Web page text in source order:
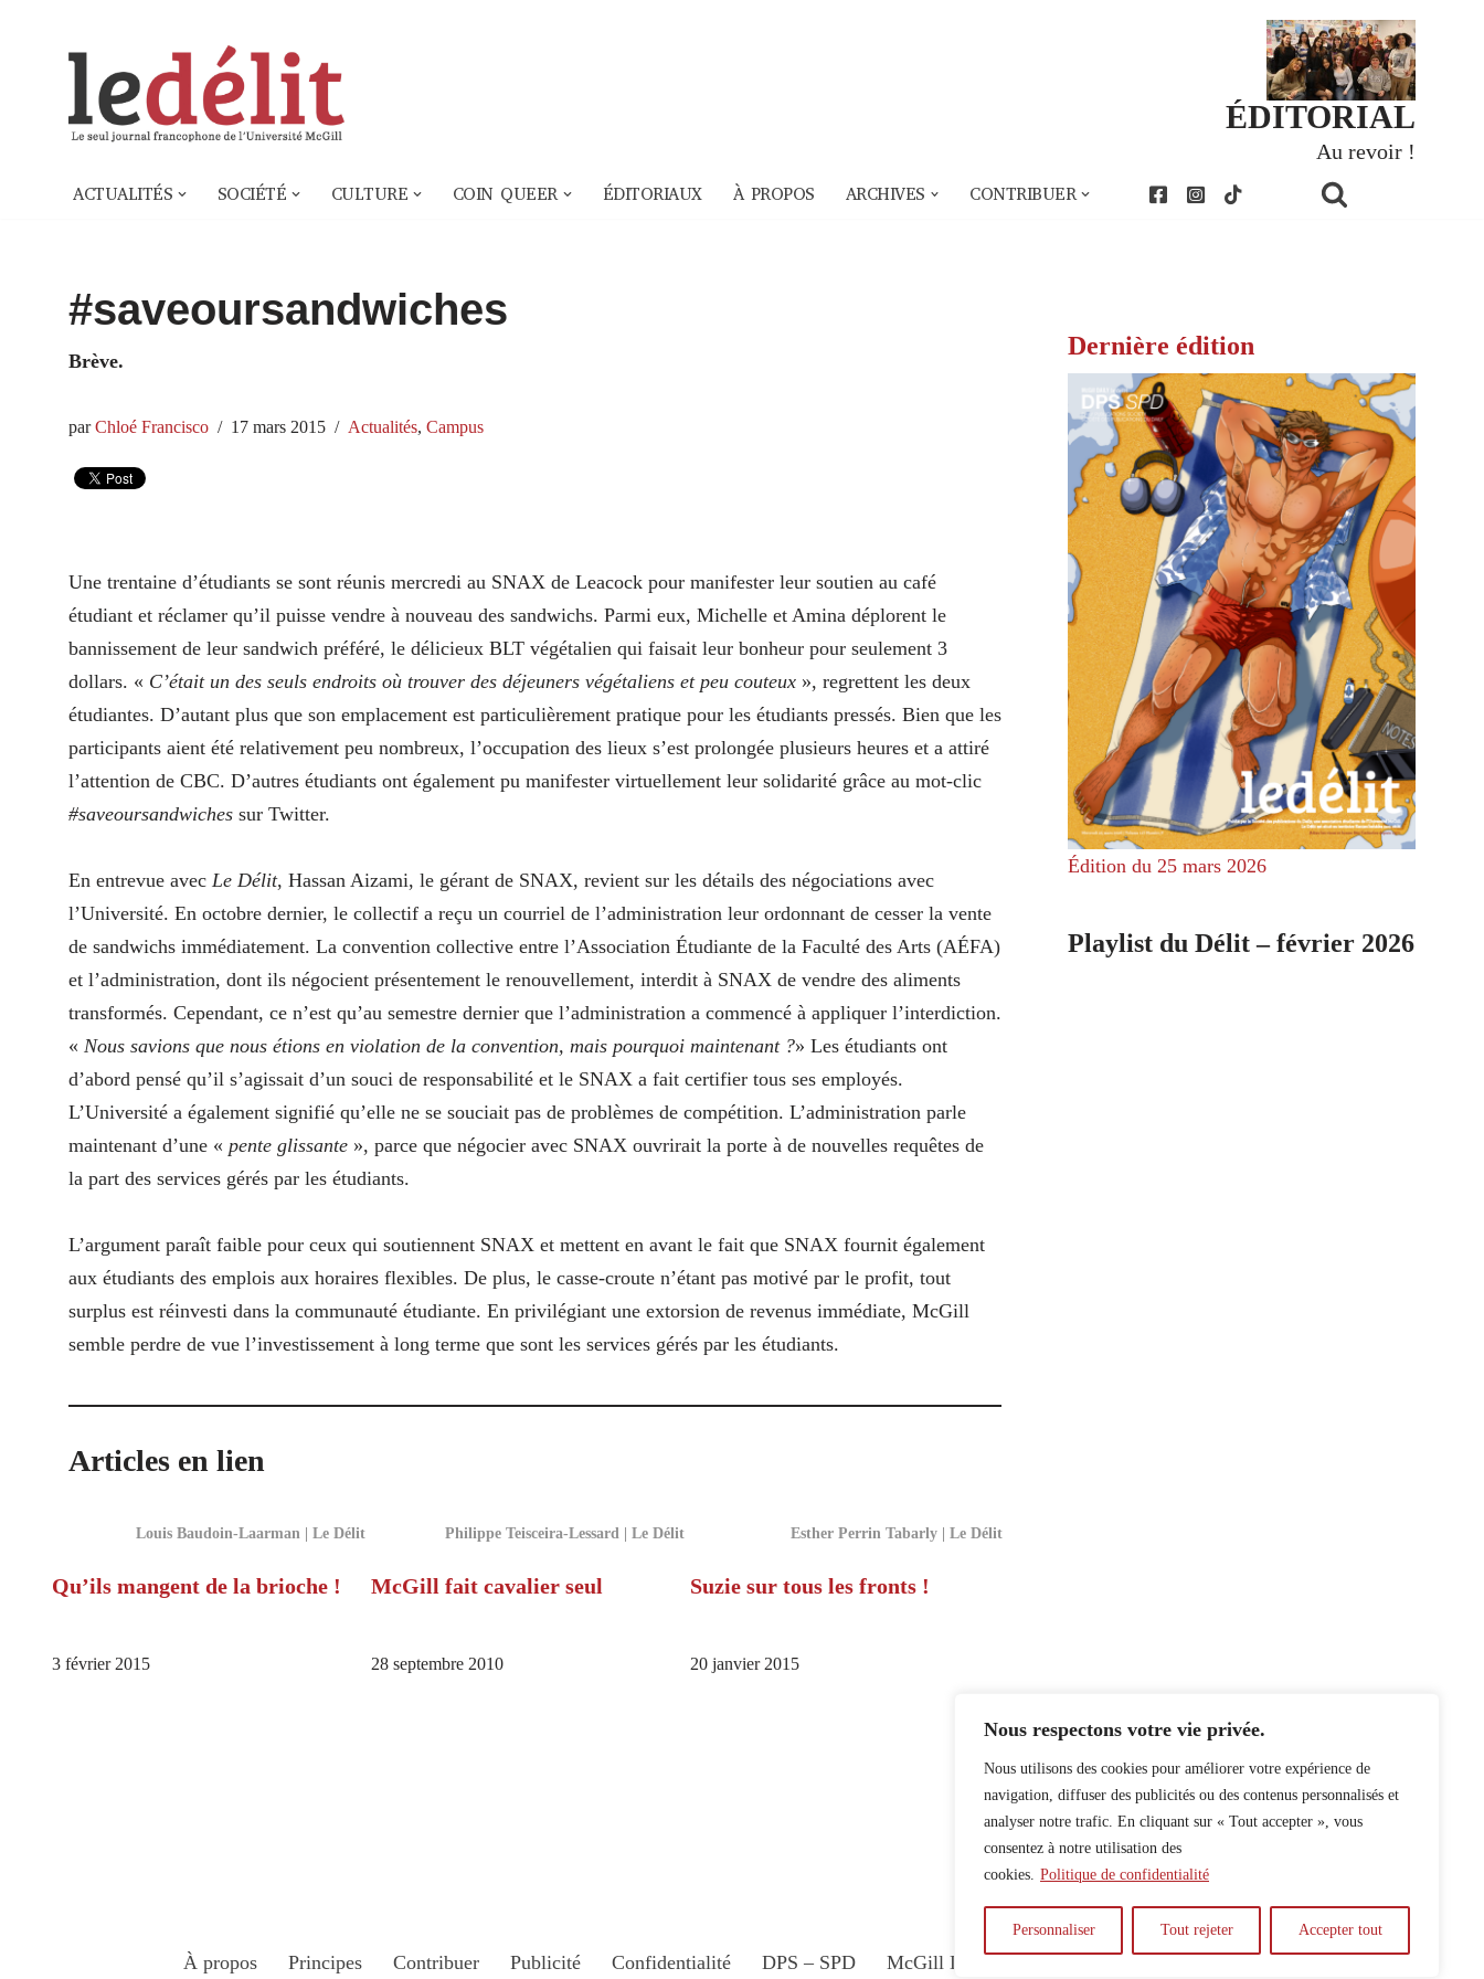
Nous respectons votre vie privée.
Nous utilisons des cookies pour améliorer votre expérience de
navigation, diffuser des publicités ou des contenus personnalisés et
analyser notre trafic. En cliquant sur « Tout accepter », vous
consentez à notre utilisation des
cookies. Politique de confidentialité
Personnaliser Tout rejeter Accepter tout
ÉDITORIAL
Au revoir !
ACTUALITÉS SOCIÉTÉ CULTURE COIN QUEER ÉDITORIAUX À PROPOS ARCHIVES CONTRIBUER
#saveoursandwiches
Brève.
parChloé Francisco 17 mars 2015 Actualités, Campus
Une trentaine d’étudiants se sont réunis mercredi au SNAX de Leacock pour manifester leur soutien au café
étudiant et réclamer qu’il puisse vendre à nouveau des sandwichs. Parmi eux, Michelle et Amina déplorent le
bannissement de leur sandwich préféré, le délicieux BLT végétalien qui faisait leur bonheur pour seulement 3
dollars. « C’était un des seuls endroits où trouver des déjeuners végétaliens et peu couteux », regrettent les deux
étudiantes. D’autant plus que son emplacement est particulièrement pratique pour les étudiants pressés. Bien que les
participants aient été relativement peu nombreux, l’occupation des lieux s’est prolongée plusieurs heures et a attiré
l’attention de CBC. D’autres étudiants ont également pu manifester virtuellement leur solidarité grâce au mot-clic
#saveoursandwiches sur Twitter.
En entrevue avec Le Délit, Hassan Aizami, le gérant de SNAX, revient sur les détails des négociations avec
l’Université. En octobre dernier, le collectif a reçu un courriel de l’administration leur ordonnant de cesser la vente
de sandwichs immédiatement. La convention collective entre l’Association Étudiante de la Faculté des Arts (AÉFA)
et l’administration, dont ils négocient présentement le renouvellement, interdit à SNAX de vendre des aliments
transformés. Cependant, ce n’est qu’au semestre dernier que l’administration a commencé à appliquer l’interdiction.
« Nous savions que nous étions en violation de la convention, mais pourquoi maintenant ?» Les étudiants ont
d’abord pensé qu’il s’agissait d’un souci de responsabilité et le SNAX a fait certifier tous ses employés.
L’Université a également signifié qu’elle ne se souciait pas de problèmes de compétition. L’administration parle
maintenant d’une « pente glissante », parce que négocier avec SNAX ouvrirait la porte à de nouvelles requêtes de
la part des services gérés par les étudiants.
L’argument paraît faible pour ceux qui soutiennent SNAX et mettent en avant le fait que SNAX fournit également
aux étudiants des emplois aux horaires flexibles. De plus, le casse-croute n’étant pas motivé par le profit, tout
surplus est réinvesti dans la communauté étudiante. En privilégiant une extorsion de revenus immédiate, McGill
semble perdre de vue l’investissement à long terme que sont les services gérés par les étudiants.
Articles en lien
Louis Baudoin-Laarman | Le Délit
Qu’ils mangent de la brioche !
3 février 2015
Philippe Teisceira-Lessard | Le Délit
McGill fait cavalier seul
28 septembre 2010
Esther Perrin Tabarly | Le Délit
Suzie sur tous les fronts !
20 janvier 2015
Dernière édition
Édition du 25 mars 2026
Playlist du Délit – février 2026
À propos Principes Contribuer Publicité Confidentialité DPS – SPD McGill Daily